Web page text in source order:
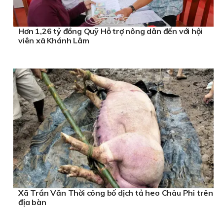
Hơn 1,26 tỷ đồng Quỹ Hỗ trợ nông dân đến với hội
viên xã Khánh Lâm
Xã Trần Văn Thời công bố dịch tả heo Châu Phi trên
địa bàn